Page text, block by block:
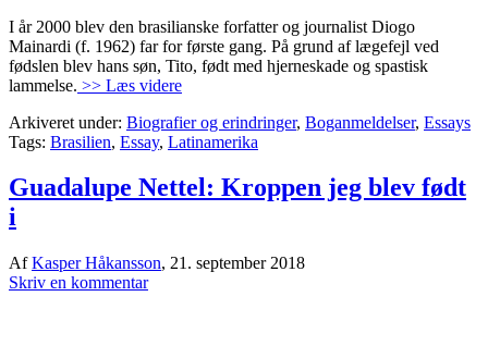
I år 2000 blev den brasilianske forfatter og journalist Diogo
Mainardi (f. 1962) far for første gang. På grund af lægefejl ved
fødslen blev hans søn, Tito, født med hjerneskade og spastisk
lammelse. >> Læs videre
Arkiveret under: Biografier og erindringer, Boganmeldelser, Essays
Tags: Brasilien, Essay, Latinamerika
Guadalupe Nettel: Kroppen jeg blev født
i
AfKasper Håkansson, 21. september 2018
Skriv en kommentar